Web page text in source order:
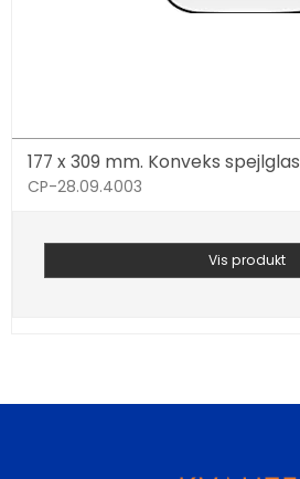
177 x 309 mm. Konveks spejlglas
CP-28.09.4003
Vis produkt